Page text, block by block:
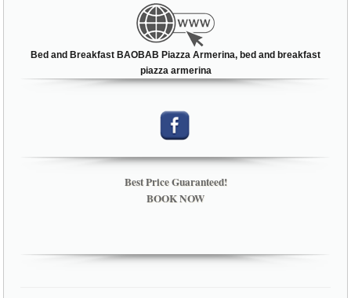
Bed and Breakfast BAOBAB Piazza Armerina, bed and breakfast
piazza armerina
Best Price Guaranteed!
BOOK NOW